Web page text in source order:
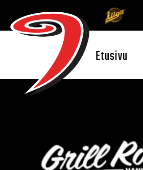
Etusivu